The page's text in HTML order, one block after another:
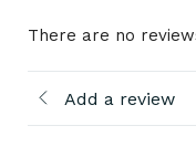
There are no
Add a review